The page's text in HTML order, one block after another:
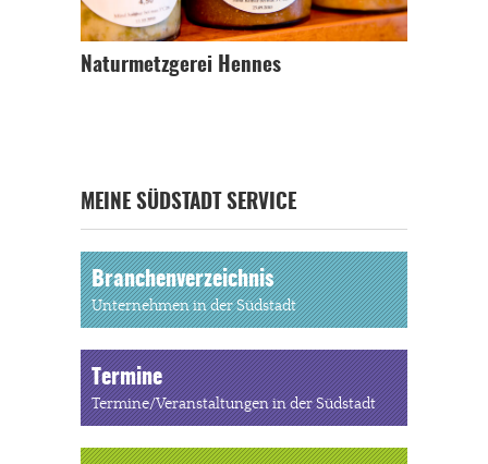
Naturmetzgerei Hennes
MEINE SÜDSTADT SERVICE
Branchenverzeichnis
Unternehmen in der Südstadt
Termine
Termine/Veranstaltungen in der Südstadt